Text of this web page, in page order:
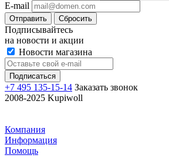
E-mail
Отправить Сбросить
Подписывайтесь
на новости и акции
Новости магазина
+7 495 135-15-14 Заказать звонок
2008-2025 Kupiwoll
Компания
Информация
Помощь